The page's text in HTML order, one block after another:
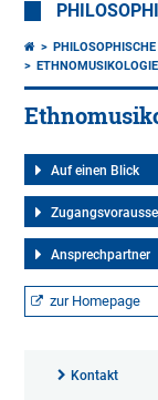
PHILOSOPHISCHE
Auf einen Blick
Ansprechpartner
zur Homepage
Kontakt